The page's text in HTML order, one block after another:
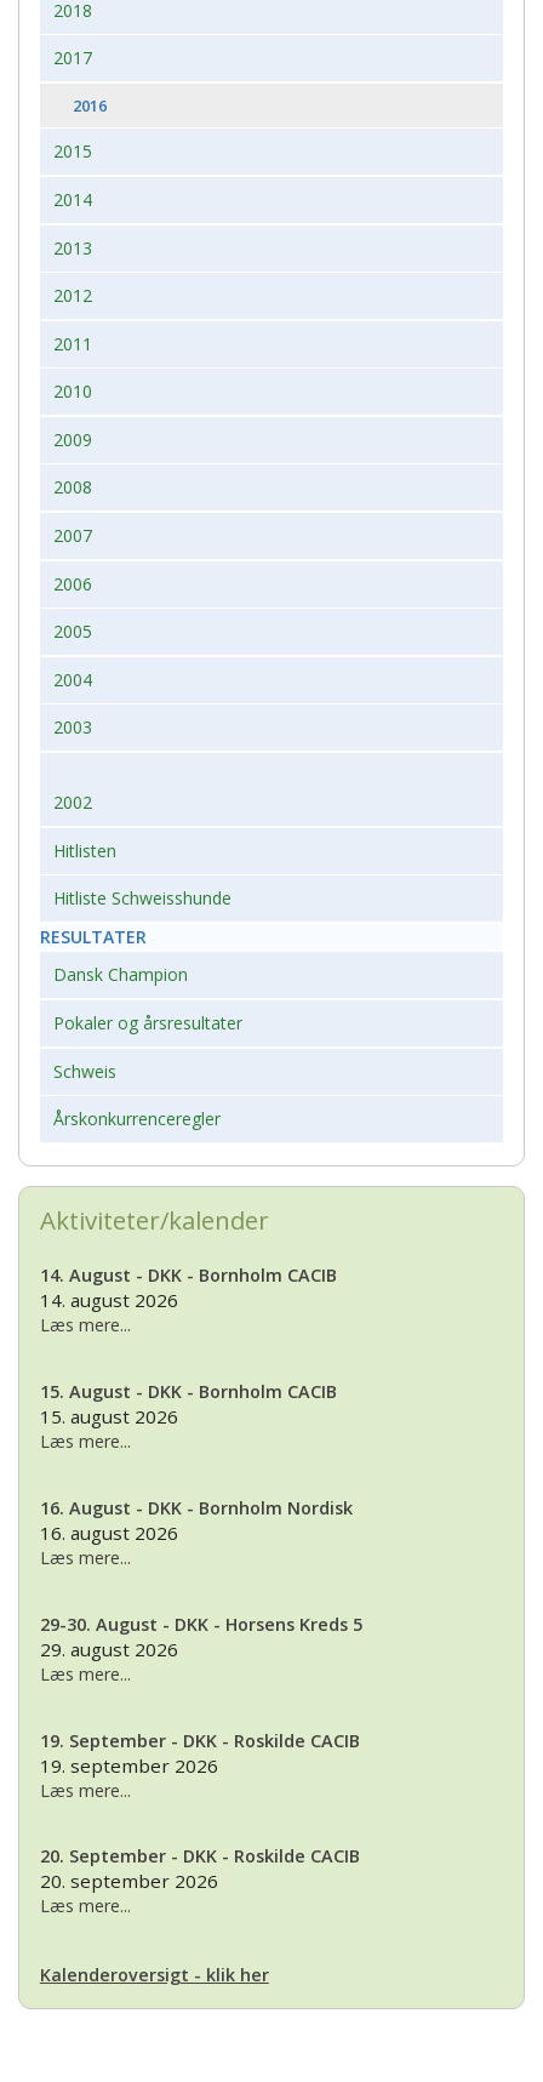
2018
2017
2016
2015
2014
2013
2012
2011
2010
2009
2008
2007
2006
2005
2004
2003
2002
Hitlisten
Hitliste Schweisshunde
RESULTATER
Dansk Champion
Pokaler og årsresultater
Schweis
Årskonkurrenceregler
Aktiviteter/kalender
14. August - DKK - Bornholm CACIB
14. august 2026
Læs mere...
15. August - DKK - Bornholm CACIB
15. august 2026
Læs mere...
16. August - DKK - Bornholm Nordisk
16. august 2026
Læs mere...
29-30. August - DKK - Horsens Kreds 5
29. august 2026
Læs mere...
19. September - DKK - Roskilde CACIB
19. september 2026
Læs mere...
20. September - DKK - Roskilde CACIB
20. september 2026
Læs mere...
Kalenderoversigt - klik her